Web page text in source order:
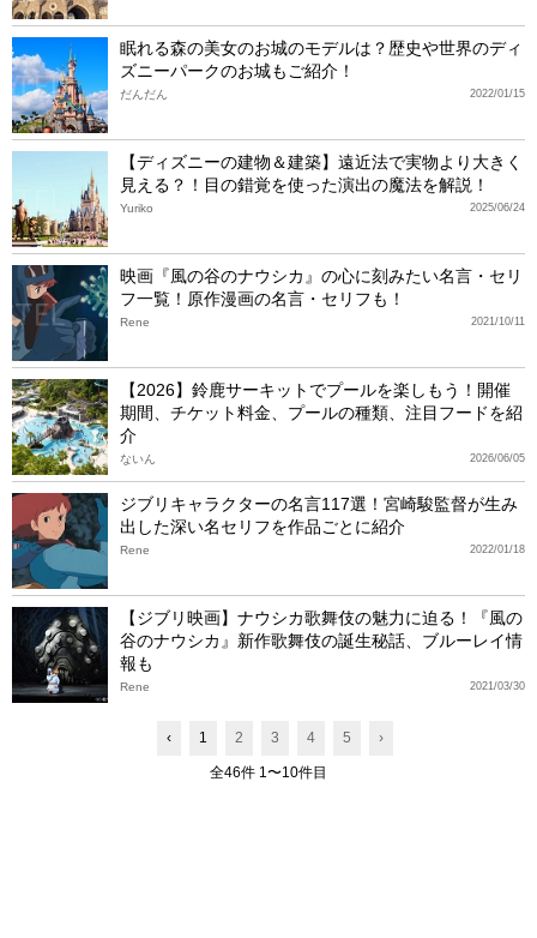
眠れる森の美女のお城のモデルは？歴史や世界のディ
ズニーパークのお城もご紹介！
2022/01/15
だんだん
【ディズニーの建物＆建築】遠近法で実物より大きく
見える？！目の錯覚を使った演出の魔法を解説！
2025/06/24
Yuriko
映画『風の谷のナウシカ』の心に刻みたい名言・セリ
フ一覧！原作漫画の名言・セリフも！
2021/10/11
Rene
【2026】鈴鹿サーキットでプールを楽しもう！開催
期間、チケット料金、プールの種類、注目フードを紹
介
2026/06/05
ないん
ジブリキャラクターの名言117選！宮崎駿監督が生み
出した深い名セリフを作品ごとに紹介
2022/01/18
Rene
【ジブリ映画】ナウシカ歌舞伎の魅力に迫る！『風の
谷のナウシカ』新作歌舞伎の誕生秘話、ブルーレイ情
報も
2021/03/30
Rene
‹ 1 2 3 4 5 ›
全46件 1〜10件目